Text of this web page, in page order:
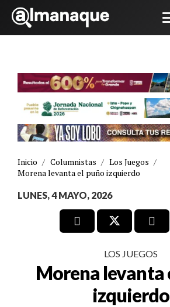
Inicio / Columnistas / Los Juegos /
Morena levanta el puño izquierdo
LUNES, 4 MAYO, 2026
LOS JUEGOS
Morena levanta
izquierdo